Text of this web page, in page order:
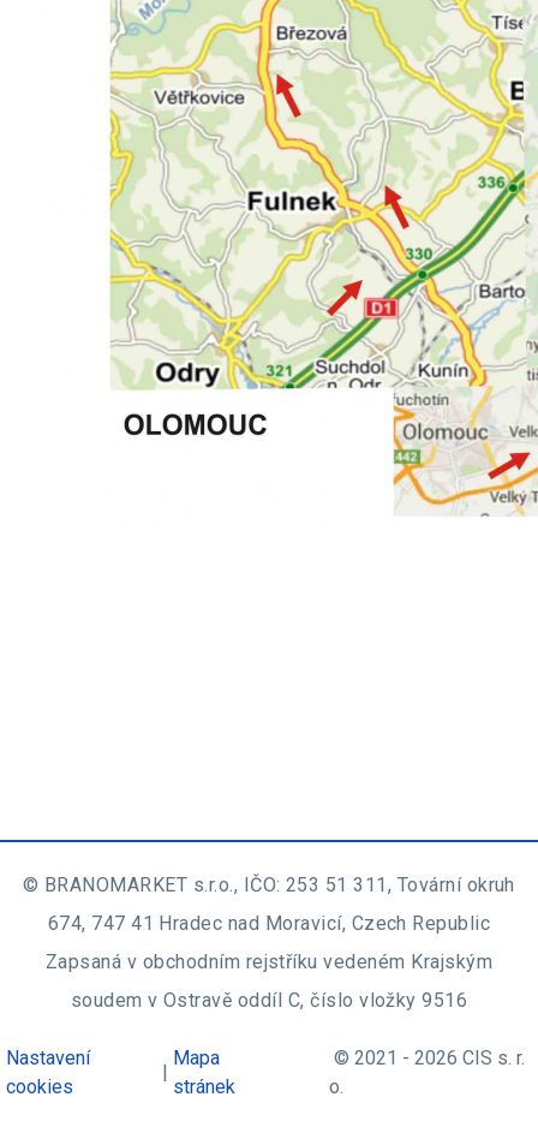
© BRANOMARKET s.r.o., IČO: 253 51 311, Tovární okruh
674, 747 41 Hradec nad Moravicí, Czech Republic
Zapsaná v obchodním rejstříku vedeném Krajským
soudem v Ostravě oddíl C, číslo vložky 9516
Nastavení
cookies
|
Mapa
stránek
© 2021 - 2026 CIS s. r.
o.